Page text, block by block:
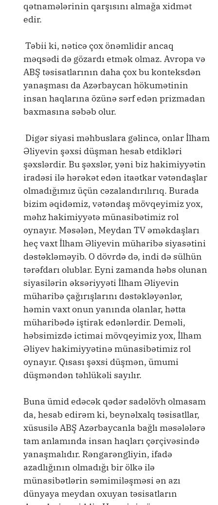
qətnamələrinin qarşısını almağa xidmət
edir.
Təbii ki, nəticə çox önəmlidir ancaq
məqsədi də gözardı etmək olmaz. Avropa və
ABŞ təsisatlarının daha çox bu konteksdən
yanaşması da Azərbaycan hökumətinin
insan haqlarına özünə sərf edən prizmadan
baxmasına səbəb olur.
Digər siyasi məhbuslara gəlincə, onlar İlham
Əliyevin şəxsi düşman hesab etdikləri
şəxslərdir. Bu şəxslər, yəni biz hakimiyyətin
iradəsi ilə hərəkət edən itaətkar vətəndaşlar
olmadığımız üçün cəzalandırılırıq. Burada
bizim əqidəmiz, vətəndaş mövqeyimiz yox,
məhz hakimiyyətə münasibətimiz rol
oynayır. Məsələn, Meydan TV əməkdaşları
heç vaxt İlham Əliyevin müharibə siyasətini
dəstəkləməyib. O dövrdə də, indi də sülhün
tərəfdarı olublar. Eyni zamanda həbs olunan
siyasilərin əksəriyyəti İlham Əliyevin
müharibə çağırışlarını dəstəkləyənlər,
həmin vaxt onun yanında olanlar, hətta
müharibədə iştirak edənlərdir. Deməli,
həbsimizdə ictimai mövqeyimiz yox, İlham
Əliyev hakimiyyətinə münasibətimiz rol
oynayır. Qısası şəxsi düşmən, ümumi
düşməndən təhlükəli sayılır.
Buna ümid edəcək qədər sadəlövh olmasam
da, hesab edirəm ki, beynəlxalq təsisatllar,
xüsusilə ABŞ Azərbaycanla bağlı məsələlərə
tam anlamında insan haqları çərçivəsində
yanaşmalıdır. Rəngarəngliyin, ifadə
azadlığının olmadığı bir ölkə ilə
münasibətlərin səmimiləşməsi ən azı
dünyaya meydan oxuyan təsisatların